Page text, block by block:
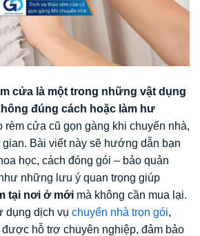
cửa là một trong những vật dụng
đúng cách hoặc làm hư
rèm cửa cũ gọn gàng khi chuyển nhà,
Bài viết này sẽ hướng dẫn bạn
học, cách đóng gói – bảo quản
những lưu ý quan trọng giúp
tại nơi ở mới mà không cần mua lại.
dụng dịch vụ chuyển nhà trọn gói,
hỗ trợ chuyên nghiệp, đảm bảo